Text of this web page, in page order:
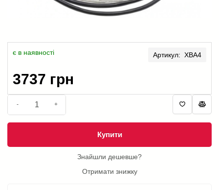
є в наявності Артикул: XBA4
3737 грн
- +
Купити
Знайшли дешевше?
Отримати знижку